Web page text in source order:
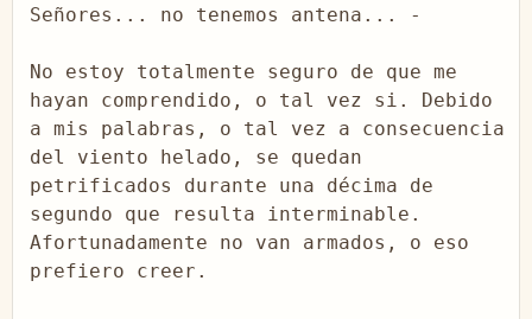
Señores... no tenemos antena... -
No estoy totalmente seguro de que me
hayan comprendido, o tal vez si. Debido
a mis palabras, o tal vez a consecuencia
del viento helado, se quedan
petrificados durante una décima de
segundo que resulta interminable.
Afortunadamente no van armados, o eso
prefiero creer.